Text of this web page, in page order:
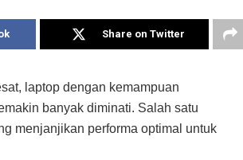
Share on Twitter
laptop dengan kemampuan
banyak diminati. Salah satu
menjanjikan performa optimal untuk